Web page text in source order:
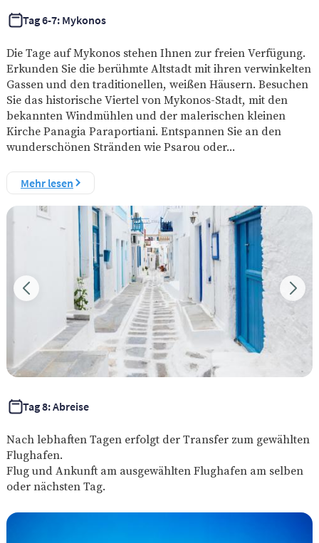
Tag 6-7: Mykonos
Die Tage auf Mykonos stehen Ihnen zur freien Verfügung.
Erkunden Sie die berühmte Altstadt mit ihren verwinkelten
Gassen und den traditionellen, weißen Häusern. Besuchen
Sie das historische Viertel von Mykonos-Stadt, mit den
bekannten Windmühlen und der malerischen kleinen
Kirche Panagia Paraportiani. Entspannen Sie an den
wunderschönen Stränden wie Psarou oder...
Mehr lesen
Tag 8: Abreise
Nach lebhaften Tagen erfolgt der Transfer zum gewählten
Flughafen.
Flug und Ankunft am ausgewählten Flughafen am selben
oder nächsten Tag.